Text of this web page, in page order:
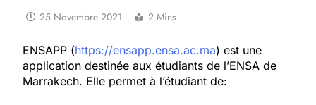
25 Novembre 2021 2 Mins
ENSAPP (https://ensapp.ensa.ac.ma) est une
application destinée aux étudiants de l’ENSA de
Marrakech. Elle permet à l’étudiant de: